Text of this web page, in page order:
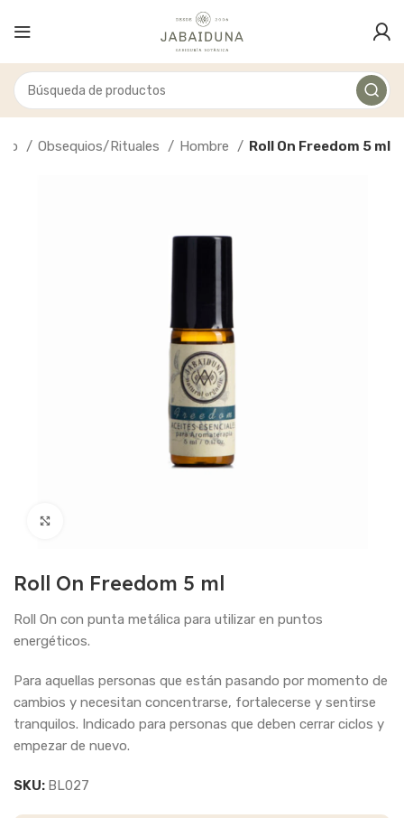
Obsequios/Rituales Hombre Roll On Freedom 5 ml
Roll On Freedom 5 ml
Roll On con punta metálica para utilizar en puntos
energéticos.
Para aquellas personas que están pasando por momento de
cambios y necesitan concentrarse, fortalecerse y sentirse
tranquilos. Indicado para personas que deben cerrar ciclos y
empezar de nuevo.
SKU: BL027